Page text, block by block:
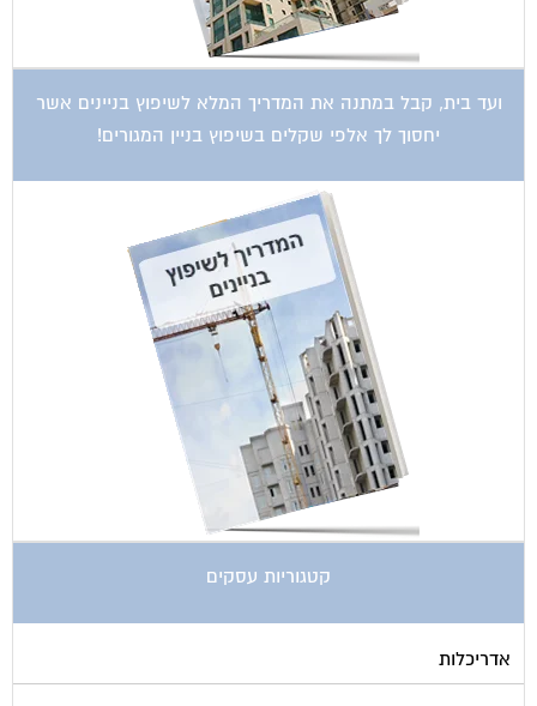
ועד בית, קבל במתנה את המדריך המלא לשיפוץ בניינים אשר
יחסוך לך אלפי שקלים בשיפוץ בניין המגורים!
קטגוריות עסקים
אדריכלות